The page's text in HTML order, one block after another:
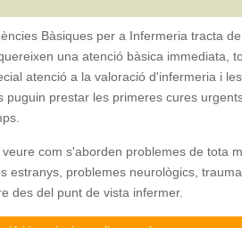
Bàsiques per a Infermeria tracta
una atenció bàsica immediata,
atenció a la valoració d'infermeria i
puguin prestar les primeres cures
com s'aborden problemes de tota
estranys, problemes neurològics,
des del punt de vista infermer.